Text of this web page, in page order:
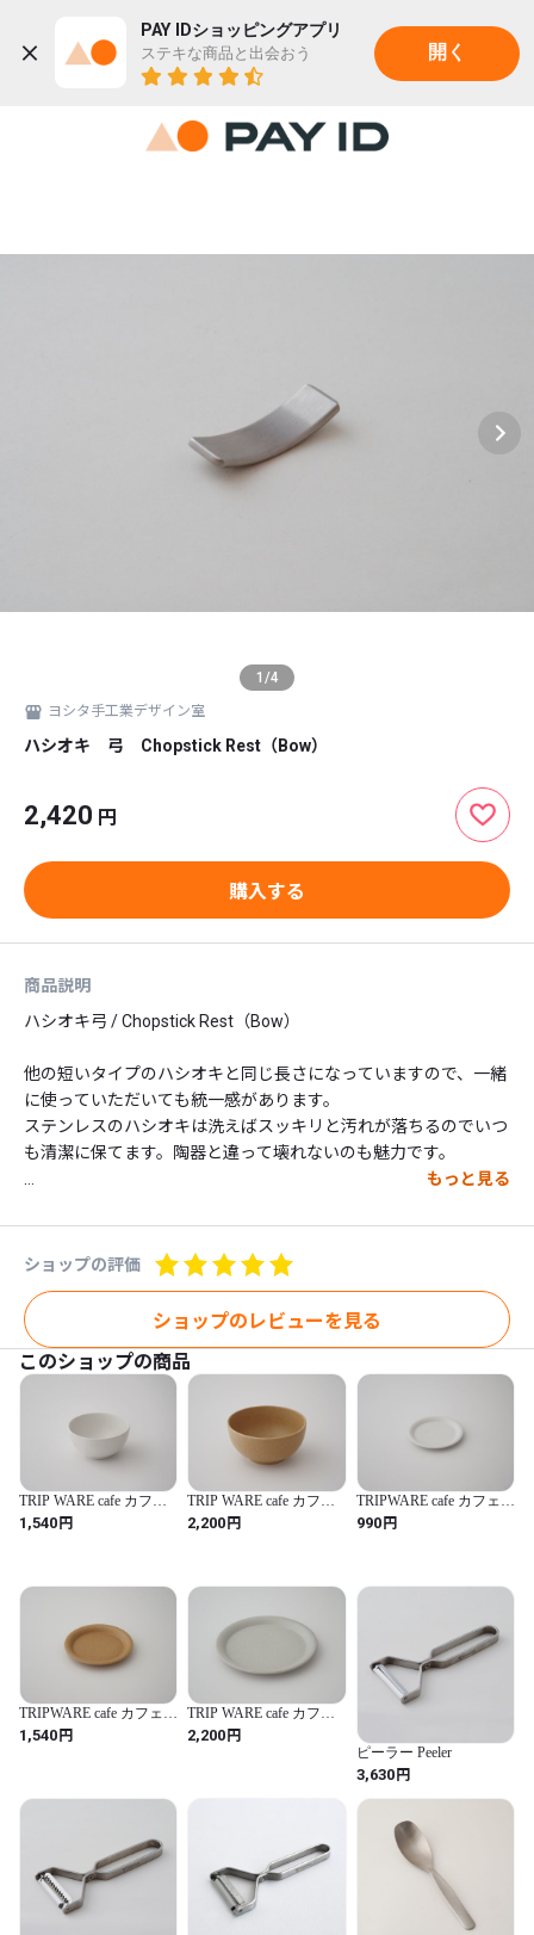
PAY IDショッピングアプリ
ステキな商品と出会おう 開く
1 /4
ヨシタ手工業デザイン室
ハシオキ 弓 Chopstick Rest（Bow）
2,420 円
購入する
商品説明
ハシオキ弓 / Chopstick Rest（Bow）
他の短いタイプのハシオキと同じ長さになっていますので、一緒
に使っていただいても統一感があります。
ステンレスのハシオキは洗えばスッキリと汚れが落ちるのでいつ
も清潔に保てます。陶器と違って壊れないのも魅力です。
material can take with techniques such as bending and layering.
■素材・原料：ステンレス
■サイズ：47×9×15mm
■重量：18g（パッケージ入20g）
■封筒入
■価格：2,420円（本体税抜価格2,200円）
□Material : Stainless Steel
□Size: 47×9×15mm
□Price：2,420yen (Tax-included price)  2,200yen (non-taxed
price)
もっと見る
ショップの評価
ショップのレビューを見る
このショップの商品
TRIP WARE cafe カフェ
ボウル130 Cafe Bowl 130
1,540円
TRIP WARE cafe カフェ
ボウル160 Cafe Bowl 160
2,200円
TRIPWARE cafe カフェプ
レート130 Cafe Plate130
990円
TRIPWARE cafe カフェプ
レート160 Cafe Plate 160
1,540円
TRIP WARE cafe カフェ
プレート240 Cafe Plate
240
2,200円
ピーラー Peeler
3,630円